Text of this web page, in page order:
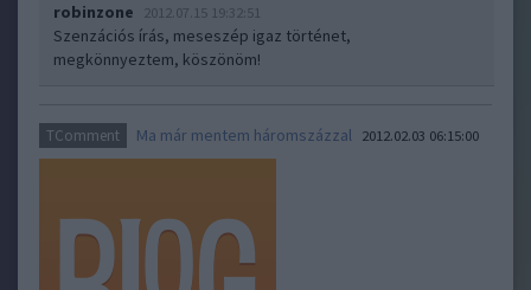
robinzone 2012.07.15 19:32:51
Szenzációs írás, meseszép igaz történet,
megkönnyeztem, köszönöm!
TComment Ma már mentem háromszázzal 2012.02.03 06:15:00